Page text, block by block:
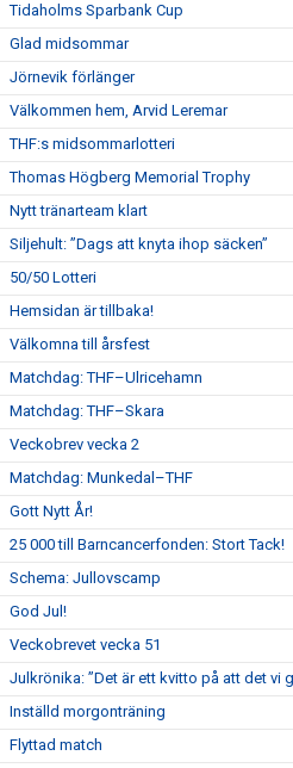
Tidaholms Sparbank Cup
Glad midsommar
Jörnevik förlänger
Välkommen hem, Arvid Leremar
THF:s midsommarlotteri
Thomas Högberg Memorial Trophy
Nytt tränarteam klart
Siljehult: ”Dags att knyta ihop säcken”
50/50 Lotteri
Hemsidan är tillbaka!
Välkomna till årsfest
Matchdag: THF–Ulricehamn
Matchdag: THF–Skara
Veckobrev vecka 2
Matchdag: Munkedal–THF
Gott Nytt År!
25 000 till Barncancerfonden: Stort Tack!
Schema: Jullovscamp
God Jul!
Veckobrevet vecka 51
Julkrönika: ”Det är ett kvitto på att det vi
Inställd morgonträning
Flyttad match